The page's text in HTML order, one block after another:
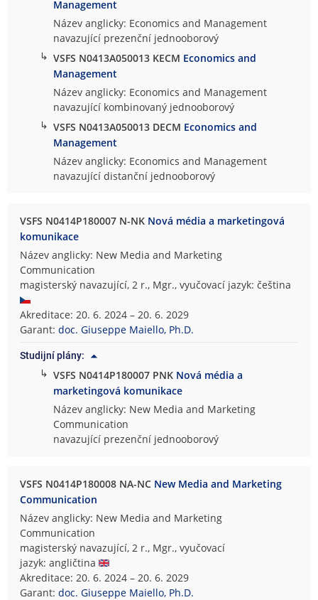
Management
Název anglicky: Economics and Management
navazující prezenční jednooborový
↳ VSFS N0413A050013 KECM Economics and
Management
Název anglicky: Economics and Management
navazující kombinovaný jednooborový
↳ VSFS N0413A050013 DECM Economics and
Management
Název anglicky: Economics and Management
navazující distanční jednooborový
VSFS N0414P180007 N-NK Nová média a marketingová
komunikace
Název anglicky: New Media and Marketing
Communication
magisterský navazující, 2 r., Mgr., vyučovací jazyk: čeština
Akreditace: 20. 6. 2024 – 20. 6. 2029
Garant:doc. Giuseppe Maiello, Ph.D.
Studijní plány:
↳ VSFS N0414P180007 PNK Nová média a
marketingová komunikace
Název anglicky: New Media and Marketing
Communication
navazující prezenční jednooborový
VSFS N0414P180008 NA-NC New Media and Marketing
Communication
Název anglicky: New Media and Marketing
Communication
magisterský navazující, 2 r., Mgr., vyučovací
jazyk: angličtina
Akreditace: 20. 6. 2024 – 20. 6. 2029
Garant:doc. Giuseppe Maiello, Ph.D.